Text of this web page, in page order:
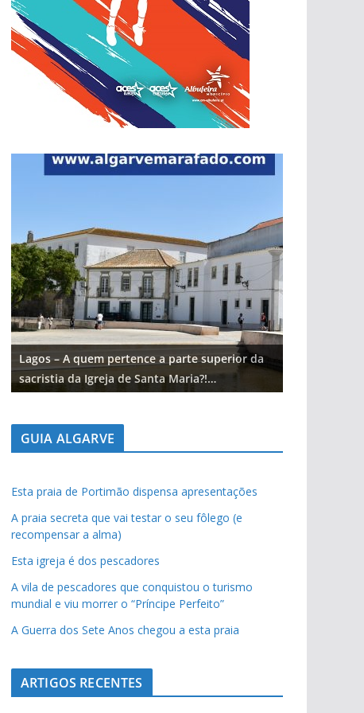
Lagos – A quem pertence a parte superior da
sacristia da Igreja de Santa Maria?!…
GUIA ALGARVE
Esta praia de Portimão dispensa apresentações
A praia secreta que vai testar o seu fôlego (e
recompensar a alma)
Esta igreja é dos pescadores
A vila de pescadores que conquistou o turismo
mundial e viu morrer o “Príncipe Perfeito”
A Guerra dos Sete Anos chegou a esta praia
ARTIGOS RECENTES